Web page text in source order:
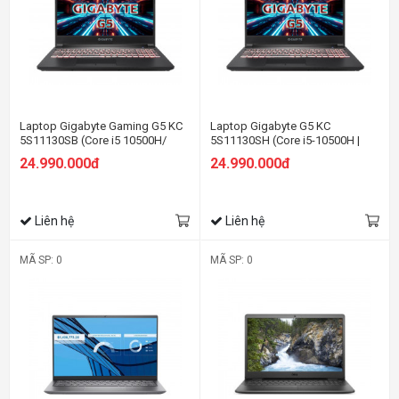
Laptop Gigabyte Gaming G5 KC
5S11130SB (Core i5 10500H/
16Gb/ 512Gb SSD/ 15.6" FHD -
144Hz/RTX 3060 6Gb/
24.990.000đ
Liên hệ
Laptop Gigabyte G5 KC
5S11130SH (Core i5-10500H |
16GB | 512GB | RTX 3060 6GB |
15.6 inch FHD | Win 10 | Đen)
24.990.000đ
Liên hệ
MÃ SP: 0 MÃ SP: 0